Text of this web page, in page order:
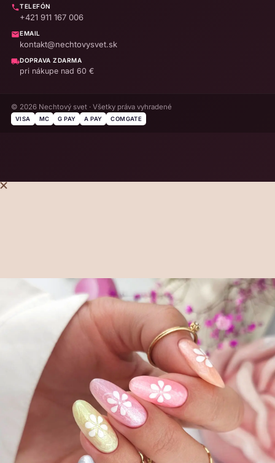
TELEFÓN
+421 911 167 006
EMAIL
kontakt@nechtovysvet.sk
DOPRAVA ZDARMA
pri nákupe nad 60 €
© 2026 Nechtový svet · Všetky práva vyhradené
VISA MC G PAY A PAY COMGATE